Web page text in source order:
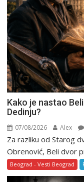
Kako je nastao
Dedinju?
07/08/2026 Alex
Za razliku od Starog
Obrenović, Beli dvor
Beograd - Vesti Beograd